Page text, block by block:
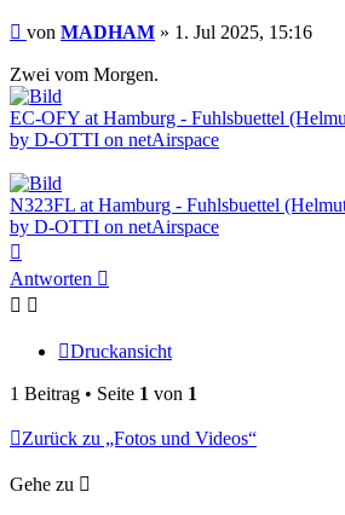
Beitrag
von MADHAM » 1. Jul 2025, 15:16
Zwei vom Morgen.
EC-OFY at Hamburg - Fuhlsbuettel
by D-OTTI on netAirspace
N323FL at Hamburg - Fuhlsbuettel
by D-OTTI on netAirspace
oben
Antworten
Druckansicht
1 Beitrag • Seite 1 von 1
Zurück zu „Fotos und Videos“
Gehe zu